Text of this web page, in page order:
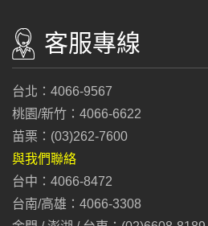
客服專線
台北：4066-9567
桃園/新竹：4066-6622
苗栗：(03)262-7600
與我們聯絡
台中：4066-8472
台南/高雄：4066-3308